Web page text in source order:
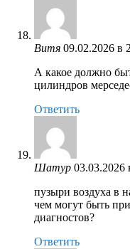
Витя 09.02.2026 в
А какое должно
цилиндров
Ответить
Шатур 03.03.2026
пузыри воздуха в
чем могут быть
диагностов?
Ответить